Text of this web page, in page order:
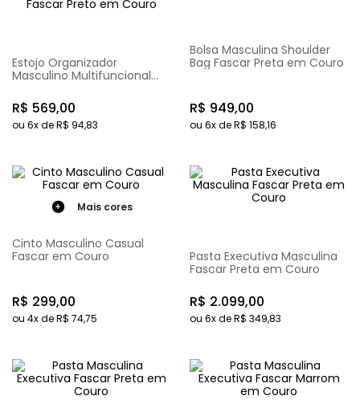
Estojo Organizador
Masculino Multifuncional
R$ 569,00
ou 6x deR$ 94,83
Bolsa Masculina Shoulder
Bag Fascar Preta em Couro
R$ 949,00
ou 6x deR$ 158,16
Mais cores
Cinto Masculino Casual
Fascar em Couro
R$ 299,00
ou 4x deR$ 74,75
Pasta Executiva Masculina
Fascar Preta em Couro
R$ 2.099,00
ou 6x deR$ 349,83